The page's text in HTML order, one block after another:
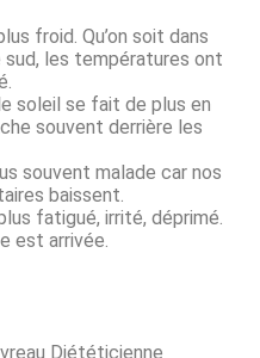
froid. Qu’on soit dans
sud, les températures ont
soleil se fait de plus en
souvent derrière les
souvent malade car nos
baissent.
fatigué, irrité, déprimé.
est arrivée.